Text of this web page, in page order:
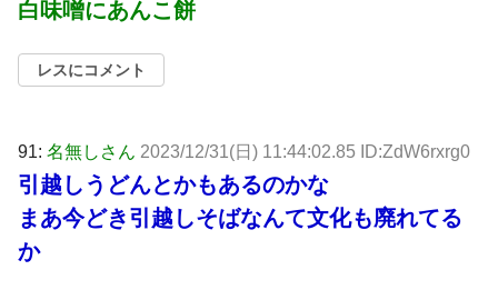
白味噌にあんこ餅
レスにコメント
91: 名無しさん 2023/12/31(日) 11:44:02.85 ID:ZdW6rxrg0
引越しうどんとかもあるのかな
まあ今どき引越しそばなんて文化も廃れてる
か